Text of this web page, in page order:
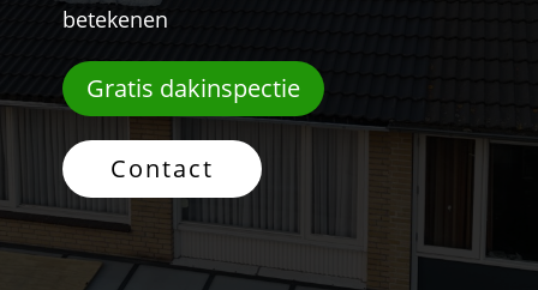
betekenen
Gratis dakinspectie
Contact